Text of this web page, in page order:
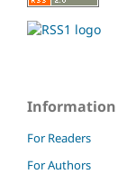
Information
For Readers
For Authors